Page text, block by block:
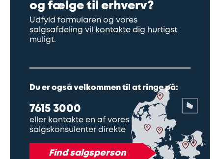
og fælge til erhverv?
Udfyld formularen og vores
salgsafdeling vil kontakte dig hurtigst
muligt.
Du er også velkommen til at ringe på:
7615 3000
eller kontakte en af vores
salgskonsulenter direkte
Find salgsperson